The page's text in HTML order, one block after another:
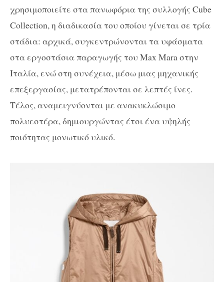
χρησιμοποιείτε στα πανωφόρια της συλλογής Cube
Collection, η διαδικασία του οποίου γίνεται σε τρία
στάδια: αρχικά, συγκεντρώνονται τα υφάσματα
στα εργοστάσια παραγωγής του Max Mara στην
Ιταλία, ενώ στη συνέχεια, μέσω μιας μηχανικής
επεξεργασίας, μετατρέπονται σε λεπτές ίνες.
Τέλος, αναμειγνύονται με ανακυκλώσιμο
πολυεστέρα, δημιουργώντας έτσι ένα υψηλής
ποιότητας μονωτικό υλικό.